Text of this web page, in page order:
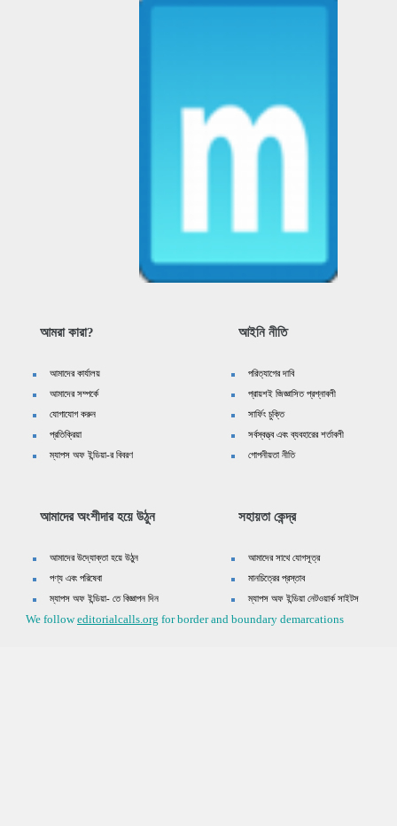
আমরা কারা?
আমাদের কার্যালয়
আমাদের সম্পর্কে
যোগাযোগ করুন
প্রতিক্রিয়া
ম্যাপস অফ ইন্ডিয়া-র বিবরণ
আইনি নীতি
পরিত্যাগের দাবি
প্রায়শই জিজ্ঞাসিত প্রশ্নাবলী
সার্ফিং চুক্তি
সর্বস্বত্ত্ব এবং ব্যবহারের শর্তাবলী
গোপনীয়তা নীতি
আমাদের অংশীদার হয়ে উঠুন
আমাদের উদ্যোক্তা হয়ে উঠুন
পণ্য এবং পরিষেবা
ম্যাপস অফ ইন্ডিয়া- তে বিজ্ঞাপন দিন
সহায়তা কেন্দ্র
আমাদের সাথে যোগসূত্র
মানচিত্রের প্রস্তাব
ম্যাপস অফ ইন্ডিয়া নেটওয়ার্ক সাইটস
We followeditorialcalls.org for border and boundary demarcations